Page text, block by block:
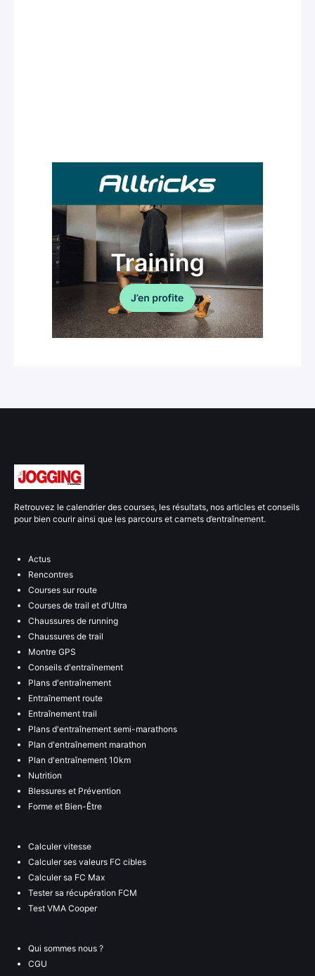
Retrouvez le calendrier des courses, les résultats, nos articles et conseils
pour bien courir ainsi que les parcours et carnets d’entraînement.
Actus
Rencontres
Courses sur route
Courses de trail et d'Ultra
Chaussures de running
Chaussures de trail
Montre GPS
Conseils d'entraînement
Plans d'entraînement
Entraînement route
Entraînement trail
Plans d'entraînement semi-marathons
Plan d'entraînement marathon
Plan d'entraînement 10km
Nutrition
Blessures et Prévention
Forme et Bien-Être
Calculer vitesse
Calculer ses valeurs FC cibles
Calculer sa FC Max
Tester sa récupération FCM
Test VMA Cooper
Qui sommes nous ?
CGU